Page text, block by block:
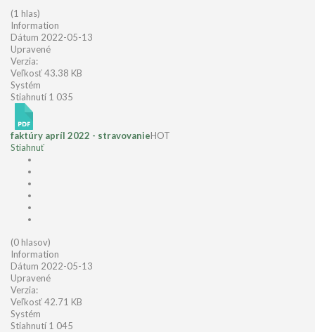
(1 hlas)
Information
Dátum 2022-05-13
Upravené
Verzia:
Veľkosť43.38 KB
Systém
Stiahnutí 1 035
faktúry apríl 2022 - stravovanieHOT
Stiahnuť
(0 hlasov)
Information
Dátum 2022-05-13
Upravené
Verzia:
Veľkosť42.71 KB
Systém
Stiahnutí 1 045